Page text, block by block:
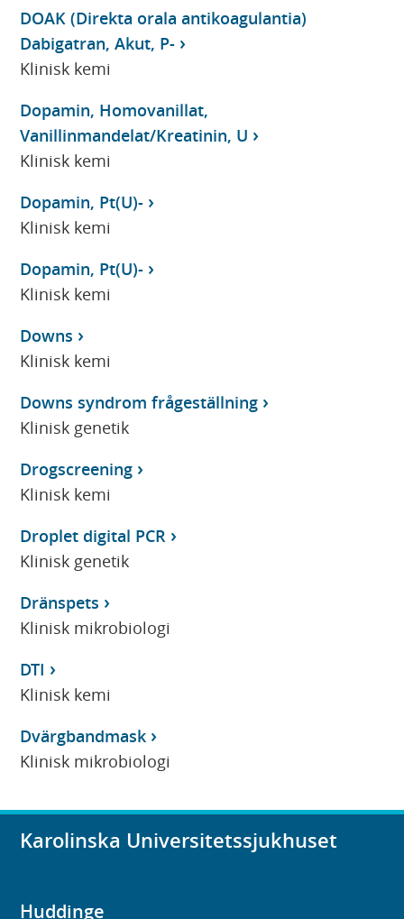
DOAK (Direkta orala antikoagulantia)
Dabigatran, Akut, P-
Klinisk kemi
Dopamin, Homovanillat,
Vanillinmandelat/Kreatinin, U
Klinisk kemi
Dopamin, Pt(U)-
Klinisk kemi
Dopamin, Pt(U)-
Klinisk kemi
Downs
Klinisk kemi
Downs syndrom frågeställning
Klinisk genetik
Drogscreening
Klinisk kemi
Droplet digital PCR
Klinisk genetik
Dränspets
Klinisk mikrobiologi
DTI
Klinisk kemi
Dvärgbandmask
Klinisk mikrobiologi
Karolinska Universitetssjukhuset
Huddinge